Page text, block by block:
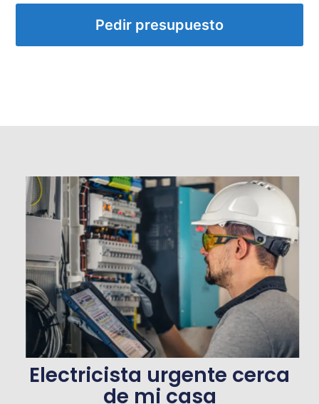
Pedir presupuesto
Electricista urgente cerca
de mi casa